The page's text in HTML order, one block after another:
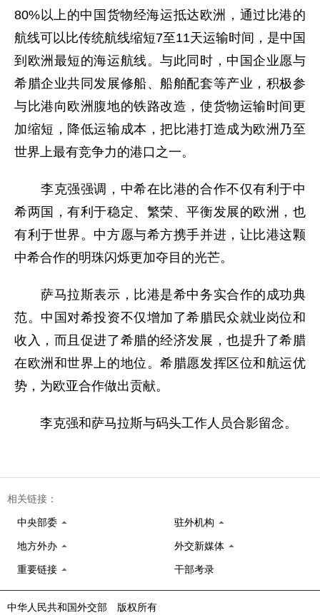
80%以上的中国货物经海运抵达欧洲，通过比港的
航线可以比传统航线缩短7至11天运输时间，是中国
到欧洲最短的海运航线。与此同时，中国企业愿与
希腊企业共同发展修船、船舶配套等产业，积极参
与比港向欧洲腹地的铁路改造，使货物运输时间更
加缩短，降低运输成本，把比港打造成为欧洲乃至
世界上最有竞争力的港口之一。
李克强强调，中希在比港的合作不仅有利于中
希两国，有利于稳定、繁荣、平衡发展的欧洲，也
有利于世界。中方愿与希方携手并进，让比港这颗
中希合作的明珠闪烁更加夺目的光芒。
萨马拉斯表示，比港是希中务实合作的成功典
范。中国对希投资不仅增加了希腊民众就业岗位和
收入，而且促进了希腊的经济发展，也提升了希腊
在欧洲和世界上的地位。希腊愿发挥区位和航运优
势，为欧亚合作做出贡献。
李克强和萨马拉斯与码头工作人员合影留念。
相关链接：
中央部委 驻外机构
地方外办 外交新媒体
重要链接 干部考录
中华人民共和国外交部 版权所有